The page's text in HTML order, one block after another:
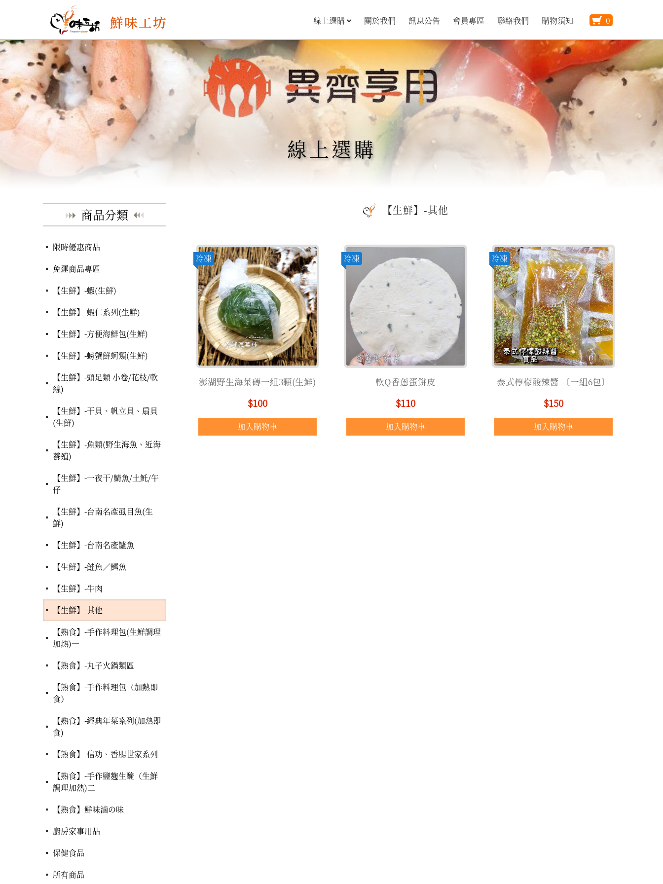
鮮味工坊 0
線上選購 關於我們 訊息公告 會員專區 聯絡我們 購物須知
線上選購
商品分類
限時優惠商品
免運商品專區
【生鮮】-蝦(生鮮)
【生鮮】-蝦仁系列(生鮮)
【生鮮】-方便海鮮包(生鮮)
【生鮮】-螃蟹鮮蚵類(生鮮)
【生鮮】-頭足類 小卷/花枝/軟
絲)
【生鮮】-干貝、帆立貝、扇貝
(生鮮)
【生鮮】-魚類(野生海魚、近海
養殖)
【生鮮】-一夜干/鯖魚/土魠/午
仔
【生鮮】-台南名產虱目魚(生
鮮)
【生鮮】-台南名產鱸魚
【生鮮】-鮭魚／鱈魚
【生鮮】-牛肉
【生鮮】-其他
【熟食】-手作料理包(生鮮調理
加熱)一
【熟食】-丸子火鍋類區
【熟食】-手作料理包（加熱即
食）
【熟食】-經典年菜系列(加熱即
食)
【熟食】-信功、香腸世家系列
【熟食】-手作鹽麴生醃（生鮮
調理加熱)二
【熟食】鮮味滷の味
廚房家事用品
保健食品
所有商品
【生鮮】-其他
冷凍
澎湖野生海菜磚一組3顆(生鮮)
$100
冷凍
軟Q香蔥蛋餅皮
$110
冷凍
泰式檸檬酸辣醬 〔一組6包〕
$150